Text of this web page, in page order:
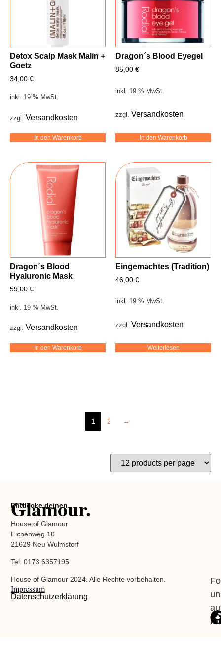
Detox Scalp Mask Malin +
Goetz
34,00 €
inkl. 19 % MwSt.
zzgl. Versandkosten
In den Warenkorb
Dragon´s Blood Eyegel
85,00 €
inkl. 19 % MwSt.
zzgl. Versandkosten
In den Warenkorb
Dragon´s Blood
Hyaluronic Mask
59,00 €
inkl. 19 % MwSt.
zzgl. Versandkosten
In den Warenkorb
Eingemachtes (Tradition)
46,00 €
inkl. 19 % MwSt.
zzgl. Versandkosten
Weiterlesen
1 2 →
Entdecke deinen
Glamour.
House of Glamour
Eichenweg 10
21629 Neu Wulmstorf
Tel: 0173 6357195
House of Glamour 2024. Alle Rechte vorbehalten.
Impressum
Datenschutzerklärung